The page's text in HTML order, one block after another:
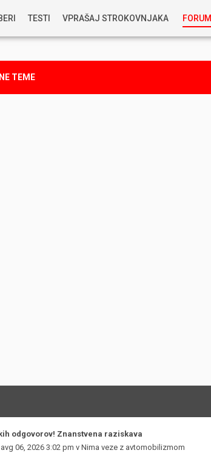
TESTI VPRAŠAJ STROKOVNJAKA
KOSTJA PRIHODA
FORUM
TEME
odgovorov! Znanstvena raziskava
06, 2026 3:02 pm v Nima veze z avtomobilizmom